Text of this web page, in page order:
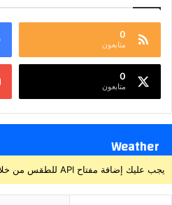
0
متابعون
0
متابعون
Weather
يجب عليك إضافة مفتاح API للطقس من خلال صفحة إعدادات القالب > الدمج.